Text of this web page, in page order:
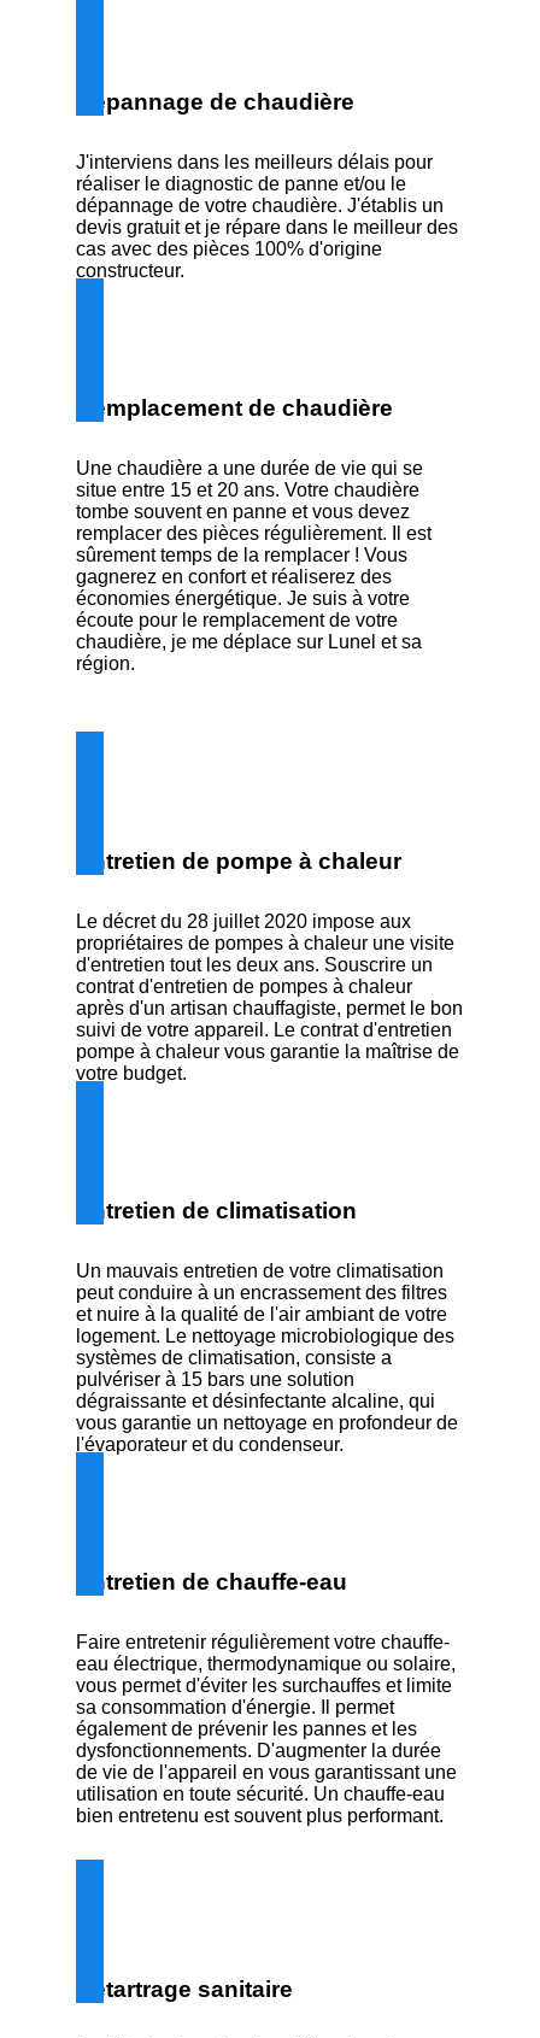
Dépannage de chaudière
J'interviens dans les meilleurs délais pour
réaliser le diagnostic de panne et/ou le
dépannage de votre chaudière. J'établis un
devis gratuit et je répare dans le meilleur des
cas avec des pièces 100% d'origine
constructeur.
Remplacement de chaudière
Une chaudière a une durée de vie qui se
situe entre 15 et 20 ans. Votre chaudière
tombe souvent en panne et vous devez
remplacer des pièces régulièrement. Il est
sûrement temps de la remplacer ! Vous
gagnerez en confort et réaliserez des
économies énergétique. Je suis à votre
écoute pour le remplacement de votre
chaudière, je me déplace sur Lunel et sa
région.
Entretien de pompe à chaleur
Le décret du 28 juillet 2020 impose aux
propriétaires de pompes à chaleur une visite
d'entretien tout les deux ans. Souscrire un
contrat d'entretien de pompes à chaleur
après d'un artisan chauffagiste, permet le bon
suivi de votre appareil. Le contrat d'entretien
pompe à chaleur vous garantie la maîtrise de
votre budget.
Entretien de climatisation
Un mauvais entretien de votre climatisation
peut conduire à un encrassement des filtres
et nuire à la qualité de l'air ambiant de votre
logement. Le nettoyage microbiologique des
systèmes de climatisation, consiste a
pulvériser à 15 bars une solution
dégraissante et désinfectante alcaline, qui
vous garantie un nettoyage en profondeur de
l'évaporateur et du condenseur.
Entretien de chauffe-eau
Faire entretenir régulièrement votre chauffe-
eau électrique, thermodynamique ou solaire,
vous permet d'éviter les surchauffes et limite
sa consommation d'énergie. Il permet
également de prévenir les pannes et les
dysfonctionnements. D'augmenter la durée
de vie de l'appareil en vous garantissant une
utilisation en toute sécurité. Un chauffe-eau
bien entretenu est souvent plus performant.
Détartrage sanitaire